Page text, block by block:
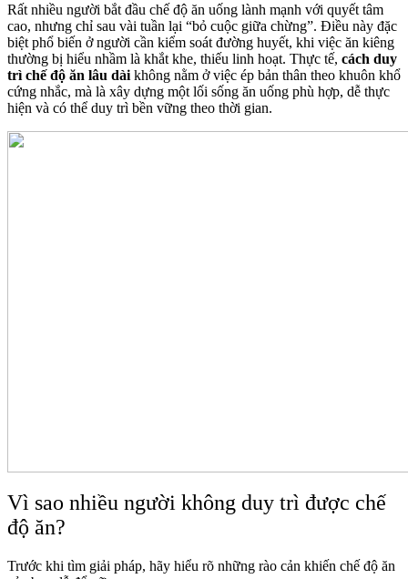
Rất nhiều người bắt đầu chế độ ăn uống lành mạnh với quyết tâm
cao, nhưng chỉ sau vài tuần lại “bỏ cuộc giữa chừng”. Điều này đặc
biệt phổ biến ở người cần kiểm soát đường huyết, khi việc ăn kiêng
thường bị hiểu nhầm là khắt khe, thiếu linh hoạt. Thực tế, cách duy
trì chế độ ăn lâu dài không nằm ở việc ép bản thân theo khuôn khổ
cứng nhắc, mà là xây dựng một lối sống ăn uống phù hợp, dễ thực
hiện và có thể duy trì bền vững theo thời gian.
Vì sao nhiều người không duy trì được chế
độ ăn?
Trước khi tìm giải pháp, hãy hiểu rõ những rào cản khiến chế độ ăn